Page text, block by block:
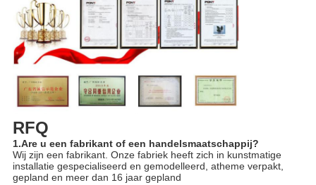
RFQ
1.Are u een fabrikant of een handelsmaatschappij?
Wij zijn een fabrikant. Onze fabriek heeft zich in kunstmatige
installatie gespecialiseerd en gemodelleerd, atheme verpakt,
gepland en meer dan 16 jaar gepland